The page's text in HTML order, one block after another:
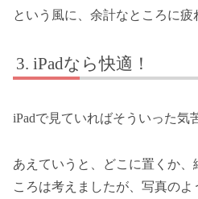
という風に、余計なところに疲
iPadなら快適！
iPadで見ていればそういった気
あえていうと、どこに置くか、
ころは考えましたが、写真のよ